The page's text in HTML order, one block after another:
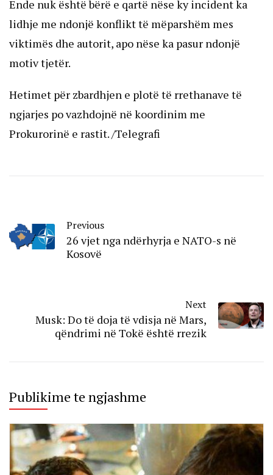
Ende nuk është bërë e qartë nëse ky incident ka
lidhje me ndonjë konflikt të mëparshëm mes
viktimës dhe autorit, apo nëse ka pasur ndonjë
motiv tjetër.
Hetimet për zbardhjen e plotë të rrethanave të
ngjarjes po vazhdojnë në koordinim me
Prokurorinë e rastit. /Telegrafi
Previous
​26 vjet nga ndërhyrja e NATO-s në
Kosovë
Next
Musk: Do të doja të vdisja në Mars,
qëndrimi në Tokë është rrezik
Publikime te ngjashme